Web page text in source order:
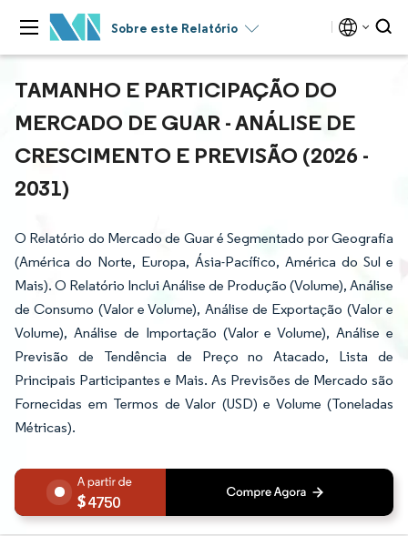
Sobre este Relatório
TAMANHO E PARTICIPAÇÃO DO
MERCADO DE GUAR - ANÁLISE DE
CRESCIMENTO E PREVISÃO (2026 -
2031)
O Relatório do Mercado de Guar é Segmentado por Geografia
(América do Norte, Europa, Ásia-Pacífico, América do Sul e
Mais). O Relatório Inclui Análise de Produção (Volume), Análise
de Consumo (Valor e Volume), Análise de Exportação (Valor e
Volume), Análise de Importação (Valor e Volume), Análise e
Previsão de Tendência de Preço no Atacado, Lista de
Principais Participantes e Mais. As Previsões de Mercado são
Fornecidas em Termos de Valor (USD) e Volume (Toneladas
Métricas).
4750